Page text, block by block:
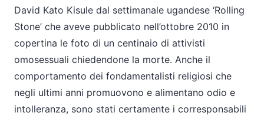
David Kato Kisule dal settimanale ugandese ‘Rolling
Stone’ che aveve pubblicato nell’ottobre 2010 in
copertina le foto di un centinaio di attivisti
omosessuali chiedendone la morte. Anche il
comportamento dei fondamentalisti religiosi che
negli ultimi anni promuovono e alimentano odio e
intolleranza, sono stati certamente i corresponsabili